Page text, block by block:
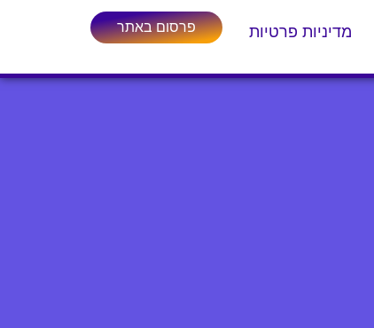
מדיניות פרטיות פרסום באתר